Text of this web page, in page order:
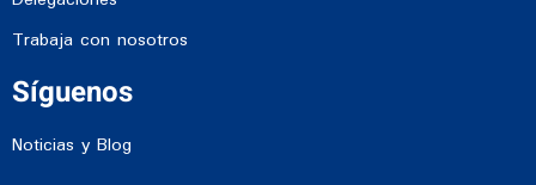
Trabaja con nosotros
Síguenos
Noticias y Blog